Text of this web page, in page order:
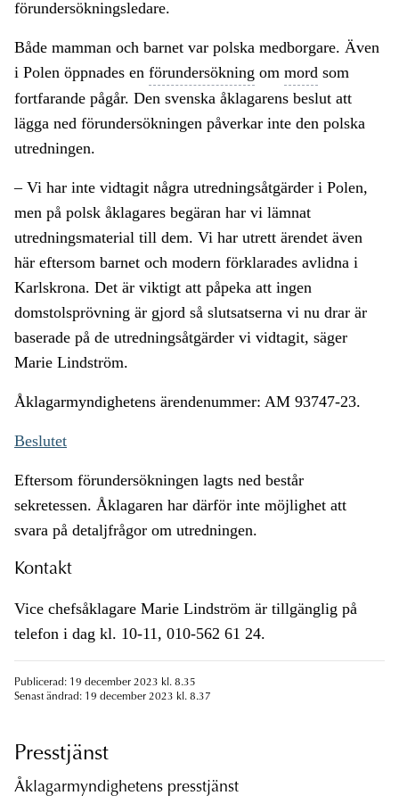
förundersökningsledare.
Både mamman och barnet var polska medborgare. Även
i Polen öppnades en förundersökning om mord som
fortfarande pågår. Den svenska åklagarens beslut att
lägga ned förundersökningen påverkar inte den polska
utredningen.
– Vi har inte vidtagit några utredningsåtgärder i Polen,
men på polsk åklagares begäran har vi lämnat
utredningsmaterial till dem. Vi har utrett ärendet även
här eftersom barnet och modern förklarades avlidna i
Karlskrona. Det är viktigt att påpeka att ingen
domstolsprövning är gjord så slutsatserna vi nu drar är
baserade på de utredningsåtgärder vi vidtagit, säger
Marie Lindström.
Åklagarmyndighetens ärendenummer: AM 93747-23.
Beslutet
Eftersom förundersökningen lagts ned består
sekretessen. Åklagaren har därför inte möjlighet att
svara på detaljfrågor om utredningen.
Kontakt
Vice chefsåklagare Marie Lindström är tillgänglig på
telefon i dag kl. 10-11, 010-562 61 24.
Publicerad: 19 december 2023 kl. 8.35
Senast ändrad: 19 december 2023 kl. 8.37
Presstjänst
Åklagarmyndighetens presstjänst